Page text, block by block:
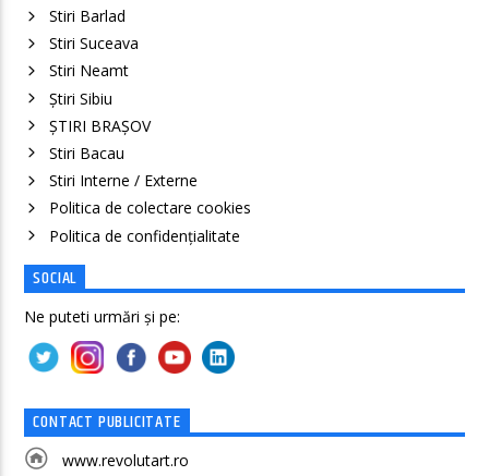
Stiri Barlad
Stiri Suceava
Stiri Neamt
Știri Sibiu
ȘTIRI BRAȘOV
Stiri Bacau
Stiri Interne / Externe
Politica de colectare cookies
Politica de confidenţialitate
SOCIAL
Ne puteti urmări și pe:
CONTACT PUBLICITATE
www.revolutart.ro